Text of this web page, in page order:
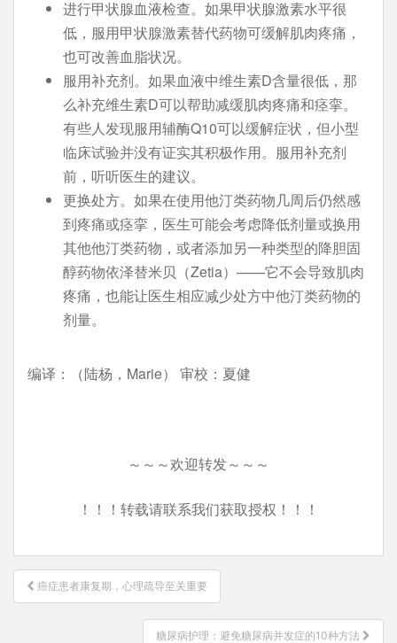
进行甲状腺血液检查。如果甲状腺激素水平很
低，服用甲状腺激素替代药物可缓解肌肉疼痛，
也可改善血脂状况。
服用补充剂。如果血液中维生素D含量很低，那
么补充维生素D可以帮助减缓肌肉疼痛和痉挛。
有些人发现服用辅酶Q10可以缓解症状，但小型
临床试验并没有证实其积极作用。服用补充剂
前，听听医生的建议。
更换处方。如果在使用他汀类药物几周后仍然感
到疼痛或痉挛，医生可能会考虑降低剂量或换用
其他他汀类药物，或者添加另一种类型的降胆固
醇药物依泽替米贝（Zetia）——它不会导致肌肉
疼痛，也能让医生相应减少处方中他汀类药物的
剂量。
编译：（陆杨，Marie） 审校：夏健
～～～欢迎转发～～～
！！！转载请联系我们获取授权！！！
文
章
癌症患者康复期，心理疏导至关重要
糖尿病护理：避免糖尿病并发症的10种方法